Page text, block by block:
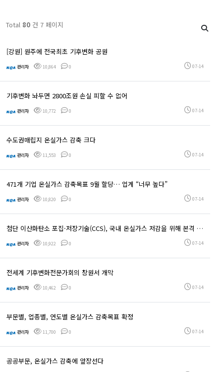
Total 80 건 7 페이지
[강원] 원주에 전국최초 기후변화 공원
관리자 10,864 0 07-14
기후변화 놔두면 2800조원 손실 피할 수 없어
관리자 10,772 0 07-14
수도권매립지 온실가스 감축 크다
관리자 11,553 0 07-14
471개 기업 온실가스 감축목표 9월 할당… 업계 “너무 높다”
관리자 10,820 0 07-14
첨단 이산화탄소 포집·저장기술(CCS), 국내 온실가스 저감을 위해 본격 도입
관리자 10,922 0 07-14
전세계 기후변화전문가회의 창원서 개막
관리자 10,462 0 07-14
부문별, 업종별, 연도별 온실가스 감축목표 확정
관리자 11,700 0 07-14
공공부문, 온실가스 감축에 앞장선다